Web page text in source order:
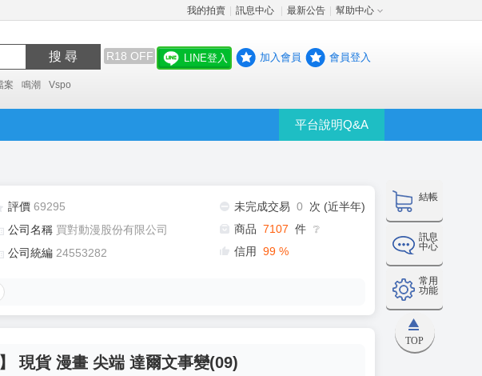
我的拍賣 訊息中心 最新公告 幫助中心
搜 尋 R18 OFF
案 鳴潮 Vspo
LINE登入 加入會員 會員登入
平台說明Q&A
結帳
訊息
中心
常用
功能
TOP
評價 69295
公司名稱 買對動漫股份有限公司
公司統編 24553282
未完成交易 0
次 (近半年)
商品 7107 件 ❔
信用 99 %
現貨 漫畫 尖端 達爾文事變(09)